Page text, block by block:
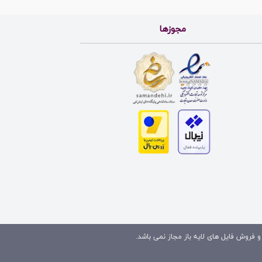
مجوزها
فروش فایل های لایه باز مجاز نمی باشد.